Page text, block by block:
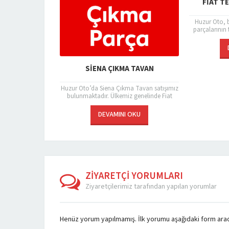
MAREA ÇIKMA BEYIN
Huzur Oto’da Marea Çıkma Beyin satışımız
bulunmaktadır. Beyinler araçların en
önemli parçalarından biridir. Sürücüler için
hayati önem taşıyan bazı özelliklere...
DEVAMINI OKU
FIAT
Fiat Çıkma Parça
parça
önemli
kategorisidir.
ZİYARETÇİ YORUMLARI
Ziyaretçilerimiz tarafından yapılan yorumlar
Henüz yorum yapılmamış. İlk yorumu aşağıdaki form